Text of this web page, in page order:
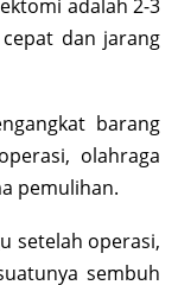
adalah 2-3
dan jarang
barang
olahraga
pemulihan.
setelah operasi,
sembuh